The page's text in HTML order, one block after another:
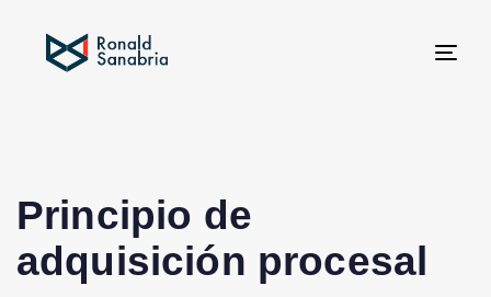
Principio de
adquisición procesal